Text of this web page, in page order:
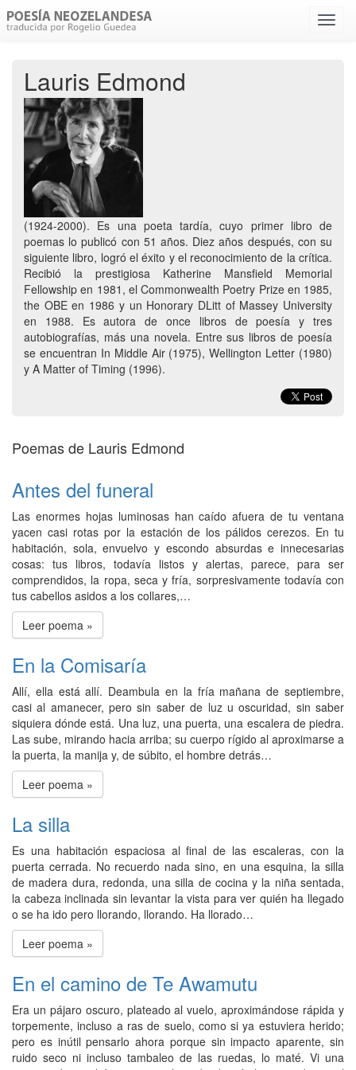
Menú
Lauris Edmond
(1924-2000). Es una poeta tardía, cuyo primer libro de
poemas lo publicó con 51 años. Diez años después, con su
siguiente libro, logró el éxito y el reconocimiento de la crítica.
Recibió la prestigiosa Katherine Mansfield Memorial
Fellowship en 1981, el Commonwealth Poetry Prize en 1985,
the OBE en 1986 y un Honorary DLitt of Massey University
en 1988. Es autora de once libros de poesía y tres
autobiografías, más una novela. Entre sus libros de poesía
se encuentran In Middle Air (1975), Wellington Letter (1980)
y A Matter of Timing (1996).
Poemas de Lauris Edmond
Antes del funeral
Las enormes hojas luminosas han caído afuera de tu ventana
yacen casi rotas por la estación de los pálidos cerezos. En tu
habitación, sola, envuelvo y escondo absurdas e innecesarias
cosas: tus libros, todavía listos y alertas, parece, para ser
comprendidos, la ropa, seca y fría, sorpresivamente todavía con
tus cabellos asidos a los collares,…
Leer poema »
En la Comisaría
Allí, ella está allí. Deambula en la fría mañana de septiembre,
casi al amanecer, pero sin saber de luz u oscuridad, sin saber
siquiera dónde está. Una luz, una puerta, una escalera de piedra.
Las sube, mirando hacia arriba; su cuerpo rígido al aproximarse a
la puerta, la manija y, de súbito, el hombre detrás…
Leer poema »
La silla
Es una habitación espaciosa al final de las escaleras, con la
puerta cerrada. No recuerdo nada sino, en una esquina, la silla
de madera dura, redonda, una silla de cocina y la niña sentada,
la cabeza inclinada sin levantar la vista para ver quién ha llegado
o se ha ido pero llorando, llorando. Ha llorado…
Leer poema »
En el camino de Te Awamutu
Era un pájaro oscuro, plateado al vuelo, aproximándose rápida y
torpemente, incluso a ras de suelo, como si ya estuviera herido;
pero es inútil pensarlo ahora porque sin impacto aparente, sin
ruido seco ni incluso tambaleo de las ruedas, lo maté. Vi una